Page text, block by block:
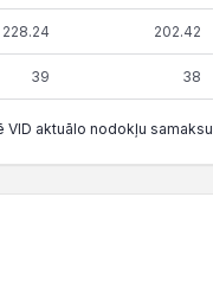
228.24 202.42
39 38
aktuālo nodokļu samaksu